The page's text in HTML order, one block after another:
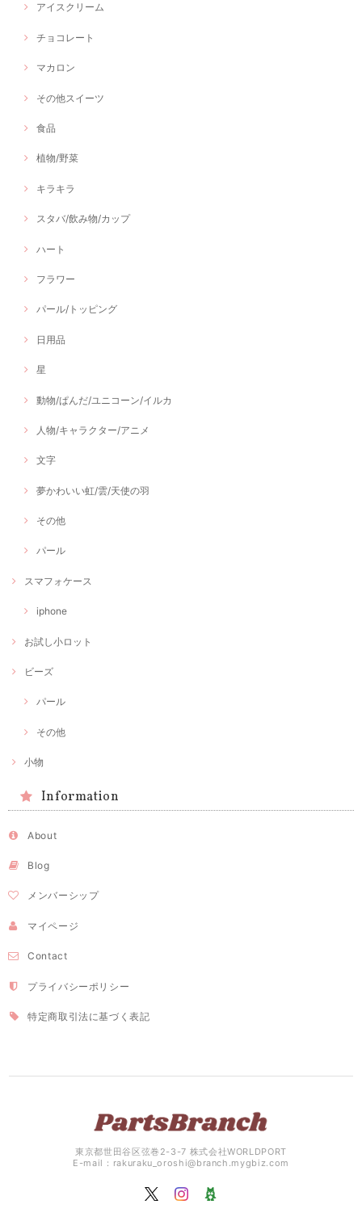
アイスクリーム
チョコレート
マカロン
その他スイーツ
食品
植物/野菜
キラキラ
スタバ/飲み物/カップ
ハート
フラワー
パール/トッピング
日用品
星
動物/ぱんだ/ユニコーン/イルカ
人物/キャラクター/アニメ
文字
夢かわいい虹/雲/天使の羽
その他
パール
スマフォケース
iphone
お試し小ロット
ビーズ
パール
その他
小物
Information
About
Blog
メンバーシップ
マイページ
Contact
プライバシーポリシー
特定商取引法に基づく表記
東京都世田谷区弦巻2-3-7 株式会社WORLDPORT
E-mail： rakuraku_oroshi@branch.mygbiz.com